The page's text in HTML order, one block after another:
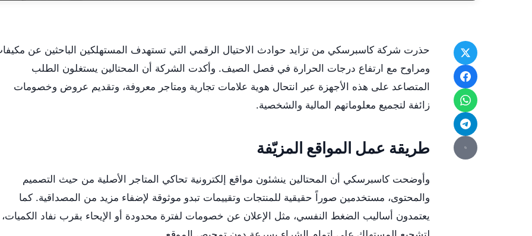
حذرت شركة كاسبرسكي من تزايد حوادث الاحتيال الرقمي التي تستهدف المستهلكين الباحثين عن
ومراوح مع ارتفاع درجات الحرارة في فصل الصيف. وأكدت الشركة أن المحتالين يستغلون الطلب
المتصاعد على هذه الأجهزة عبر انتحال هوية علامات تجارية ومتاجر معروفة، وتقديم عروض وخصومات
زائفة لتجميع معلوماتهم المالية والشخصية.
طريقة عمل المواقع المزيّفة
وأوضحت كاسبرسكي أن المحتالين ينشئون مواقع إلكترونية تحاكي المتاجر الأصلية من حيث التصميم
والمحتوى، مستخدمين صوراً حقيقية للمنتجات وتقييمات تبدو موثوقة لإضفاء مزيد من المصداقية. كما
يعتمدون أساليب الضغط النفسي، مثل الإعلان عن خصومات لفترة محدودة أو الإيحاء بقرب نفاد الكميات،